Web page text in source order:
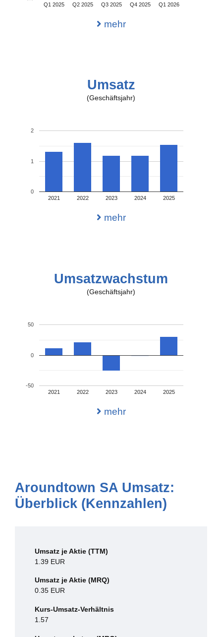
Q1 2025 Q2 2025 Q3 2025 Q4 2025 Q1 2026
mehr
Umsatz
(Geschäftsjahr)
2021 2022 2023 2024 2025
0
1
2
mehr
Umsatzwachstum
(Geschäftsjahr)
2021 2022 2023 2024 2025
-50
0
50
mehr
Aroundtown SA Umsatz:
Überblick (Kennzahlen)
Umsatz je Aktie (TTM)
1.39 EUR
Umsatz je Aktie (MRQ)
0.35 EUR
Kurs-Umsatz-Verhältnis
1.57